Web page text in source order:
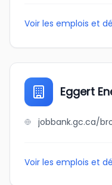
Voir les emplois et
Eggert
Voir les emplois et